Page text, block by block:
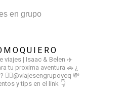
viajes | Isaac & Belen ✈️
tu proxima aventura 🚗 ¿
👉🏻@viajesengrupovcq 💸
y tips en el link 👇